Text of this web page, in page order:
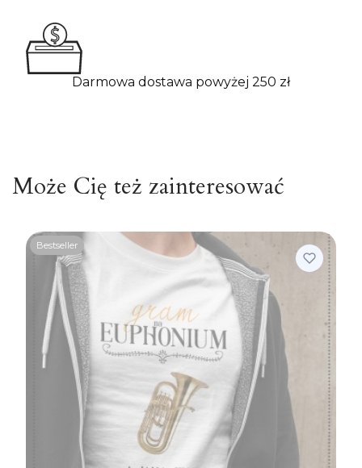
Darmowa dostawa powyżej 250 zł
Może Cię też zainteresować
Bestseller